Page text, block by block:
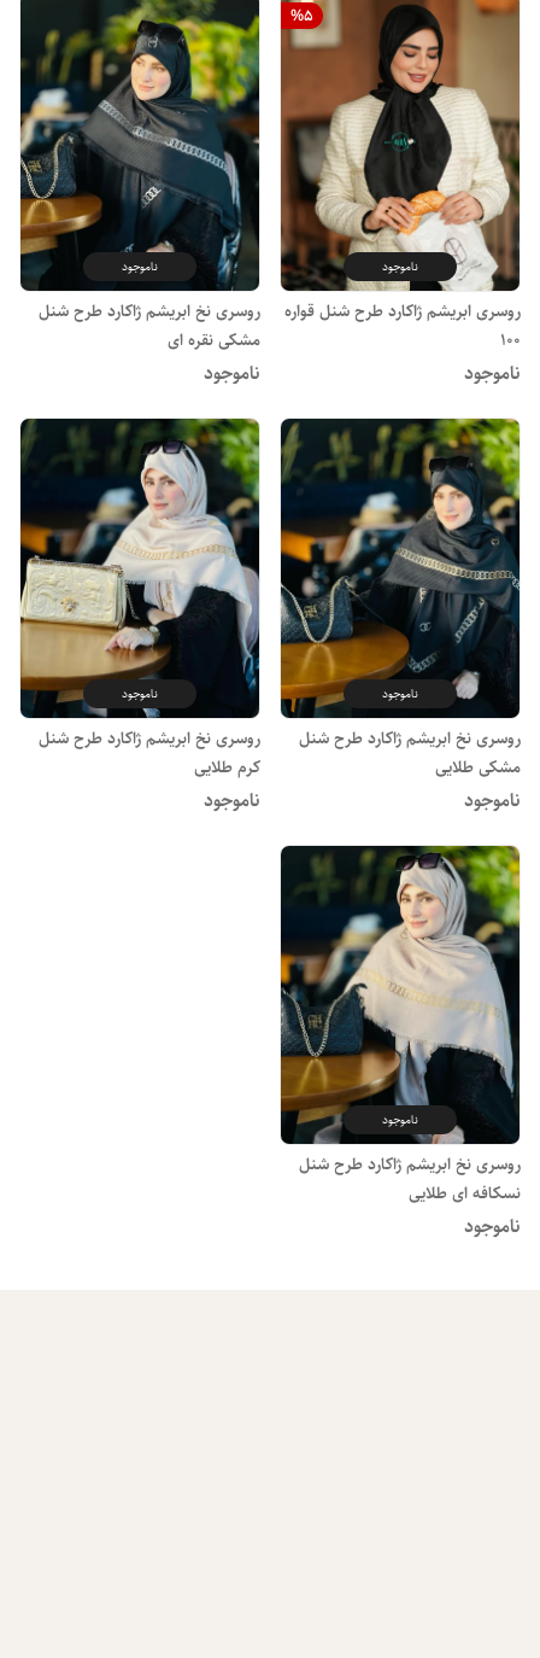
%5
ناموجود
روسری ابریشم ژاکارد طرح شنل قواره
100
ناموجود
ناموجود
روسری نخ ابریشم ژاکارد طرح شنل
مشکی نقره ای
ناموجود
ناموجود
روسری نخ ابریشم ژاکارد طرح شنل
مشکی طلایی
ناموجود
ناموجود
روسری نخ ابریشم ژاکارد طرح شنل
کرم طلایی
ناموجود
ناموجود
روسری نخ ابریشم ژاکارد طرح شنل
نسکافه ای طلایی
ناموجود